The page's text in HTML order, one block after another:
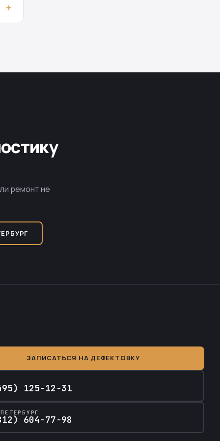
ремонт не
ЗАПИСАТЬСЯ НА ДЕФЕКТОВКУ
125-12-31
604-77-98